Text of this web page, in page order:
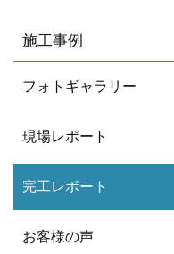
施工事例
フォトギャラリー
現場レポート
完工レポート
お客様の声